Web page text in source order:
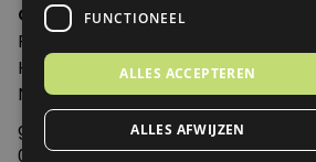
Genoeg
Postbus 595 - 3700 AN Zeist
Huis ter Heideweg 13 - 3705MA Zeist
Nederland
genoeg@spabonneeservice.nl
088-1102091
FUNCTIONEEL
ALLES ACCEPTEREN
ALLES AFWIJZEN